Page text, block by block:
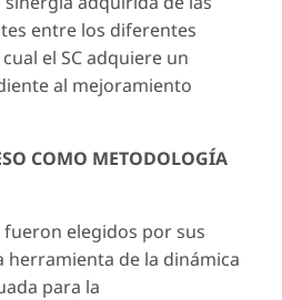
entre los diferentes
el SC adquiere un
al mejoramiento
COMO METODOLOGÍA
elegidos por sus
herramienta de la dinámica
para la